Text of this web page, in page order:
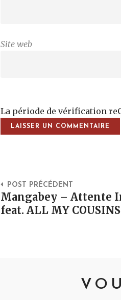
Site web
La période de vérification
Post
POST PRÉCÉDENT
Mangabey – Attente
feat. ALL MY COUSINS